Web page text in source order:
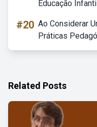
Educação
#20 Ao Considerar
Práticas
Related Posts